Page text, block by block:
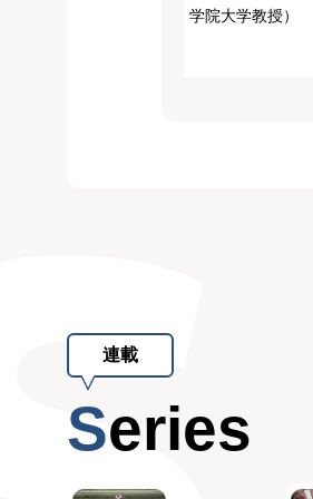
学院大学教授）
連載
Series